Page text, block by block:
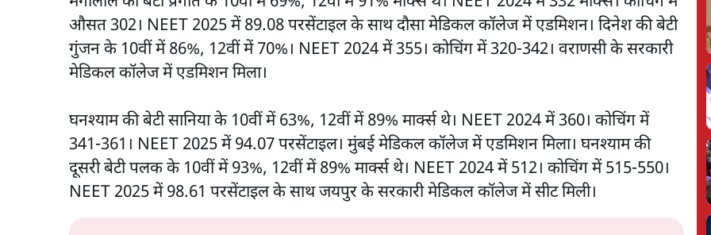
औसत 302। NEET 2025 में 89.08 परसेंटाइल के साथ दौसा मेडिकल कॉलेज में एडमिशन। दिनेश की बेटी
गुंजन के 10वीं में 86%, 12वीं में 70%। NEET 2024 में 355। कोचिंग में 320-342। वराणसी के सरकारी
मेडिकल कॉलेज में एडमिशन मिला।
घनश्याम की बेटी सानिया के 10वीं में 63%, 12वीं में 89% मार्क्स थे। NEET 2024 में 360। कोचिंग में
341-361। NEET 2025 में 94.07 परसेंटाइल। मुंबई मेडिकल कॉलेज में एडमिशन मिला। घनश्याम की
दूसरी बेटी पलक के 10वीं में 93%, 12वीं में 89% मार्क्स थे। NEET 2024 में 512। कोचिंग में 515-550।
NEET 2025 में 98.61 परसेंटाइल के साथ जयपुर के सरकारी मेडिकल कॉलेज में सीट मिली।